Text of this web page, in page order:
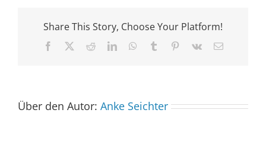
Share This Story, Choose Your Platform!
Facebook RedditLinkedInWhatsApp
Tumblr Pinterest
Vk
E-
Über den Autor: Anke Seichter